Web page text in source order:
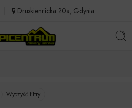
Druskiennicka 20a, Gdynia
Wyczyść filtry